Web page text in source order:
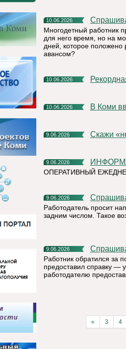
10.06.2026
Многодетный работник
для него время, но на
дней, которое положено
авансом?
10.06.2026
10.06.2026 В Коми
9.06.2026 Скажи
9.06.2026
ОПЕРАТИВНЫЙ
9.06.2026
Работодатель просит
задним числом. Такое
9.06.2026
Работник обратился за
предоставил справку —
работодателю
« 3 4